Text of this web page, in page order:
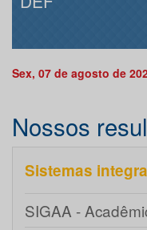
Sex, 07 de agosto de
Nossos
Sistemas
SIGAA -